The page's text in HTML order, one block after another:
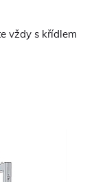
vždy s křídlem